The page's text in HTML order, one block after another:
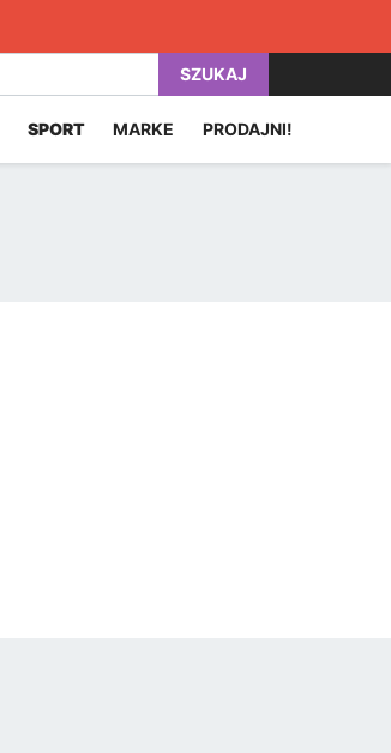
SZUKAJ
SPORT MARKE PRODAJNI!